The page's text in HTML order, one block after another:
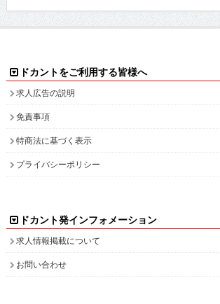
ドカントをご利用する皆様へ
求人広告の説明
免責事項
特商法に基づく表示
プライバシーポリシー
ドカント発インフォメーション
求人情報掲載について
お問い合わせ